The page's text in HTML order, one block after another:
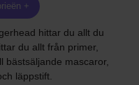
+
hittar du allt du
du allt från primer,
bästsäljande mascaror,
läppstift.